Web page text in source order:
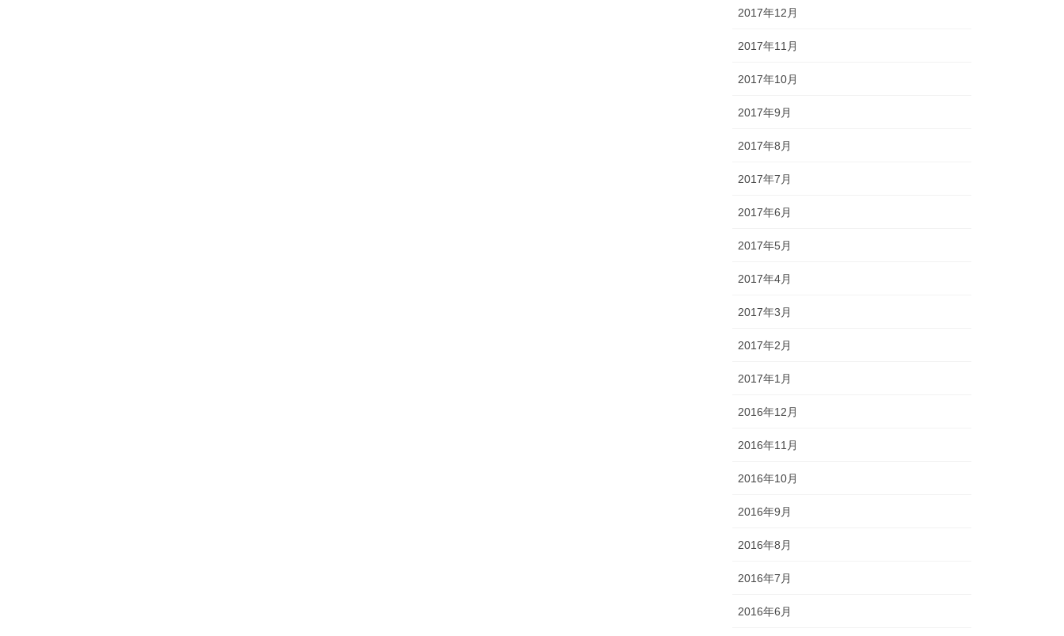
2017年12月
2017年11月
2017年10月
2017年9月
2017年8月
2017年7月
2017年6月
2017年5月
2017年4月
2017年3月
2017年2月
2017年1月
2016年12月
2016年11月
2016年10月
2016年9月
2016年8月
2016年7月
2016年6月